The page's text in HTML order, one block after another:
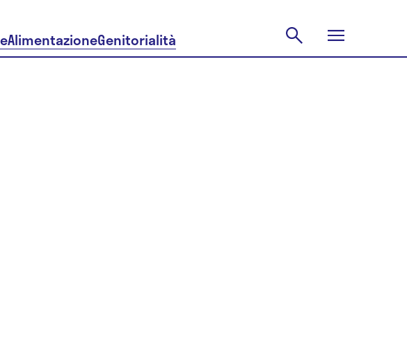
AlimentazioneGenitorialità